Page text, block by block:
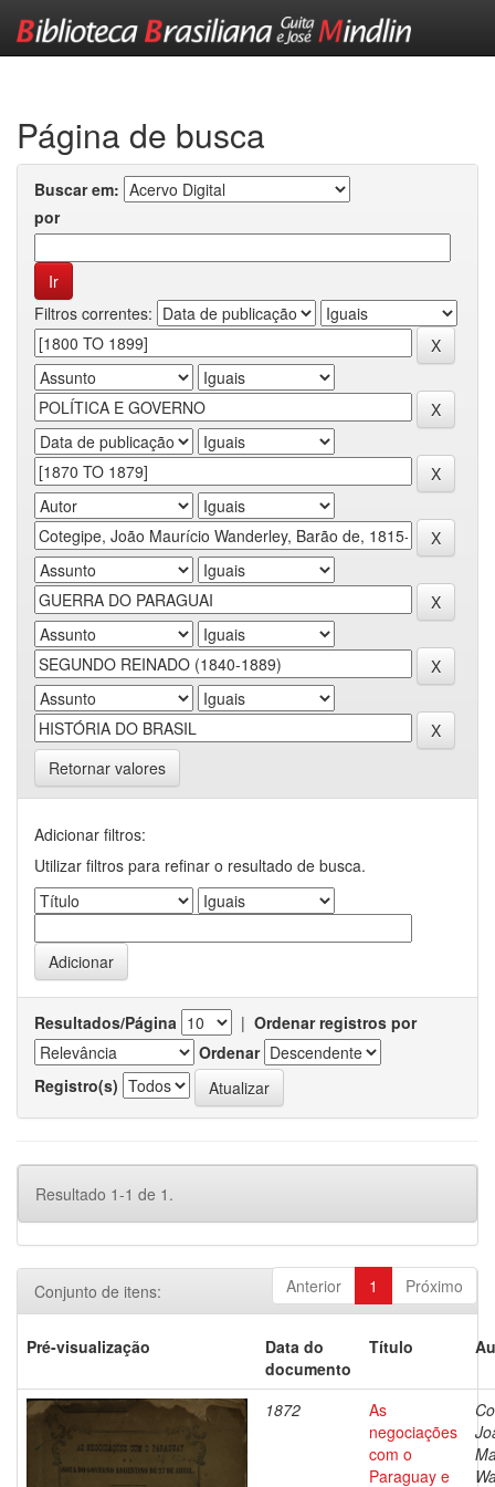
Página de busca
Buscar em:
por
Filtros correntes:
Retornar valores
Adicionar filtros:
Utilizar filtros para refinar o resultado de busca.
Resultados/Página | Ordenar registros por
Ordenar
Registro(s)
Resultado 1-1 de 1.
Anterior 1 Próximo
Conjunto de itens:
Pré-visualização
Data do
documento
Título
1872
As
negociações
com o
Paraguay e